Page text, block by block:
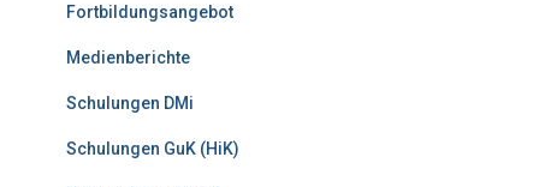
Fortbildungsangebot
Medienberichte
Schulungen DMi
Schulungen GuK (HiK)